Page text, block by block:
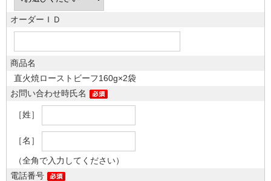
オーダーＩＤ
商品名
直火焼ローストビーフ160g×2袋
お問い合わせ時氏名
［姓］
［名］
（全角で入力してください）
電話番号